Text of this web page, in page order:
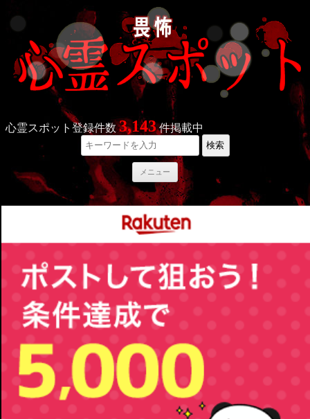
心霊スポット登録件数3,143件掲載中
検索
メニュー
コ
ン
テ
ン
へ
ス
キ
プ